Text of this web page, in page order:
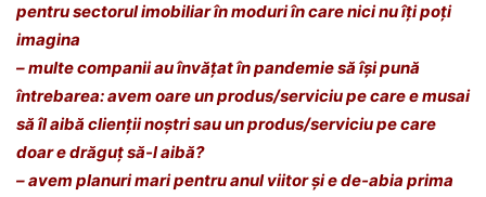
pentru sectorul imobiliar în moduri în care nici nu îți poți
imagina
– multe companii au învățat în pandemie să își pună
întrebarea: avem oare un produs/serviciu pe care e musai
să îl aibă clienții noștri sau un produs/serviciu pe care
doar e drăguț să-l aibă?
– avem planuri mari pentru anul viitor și e de-abia prima